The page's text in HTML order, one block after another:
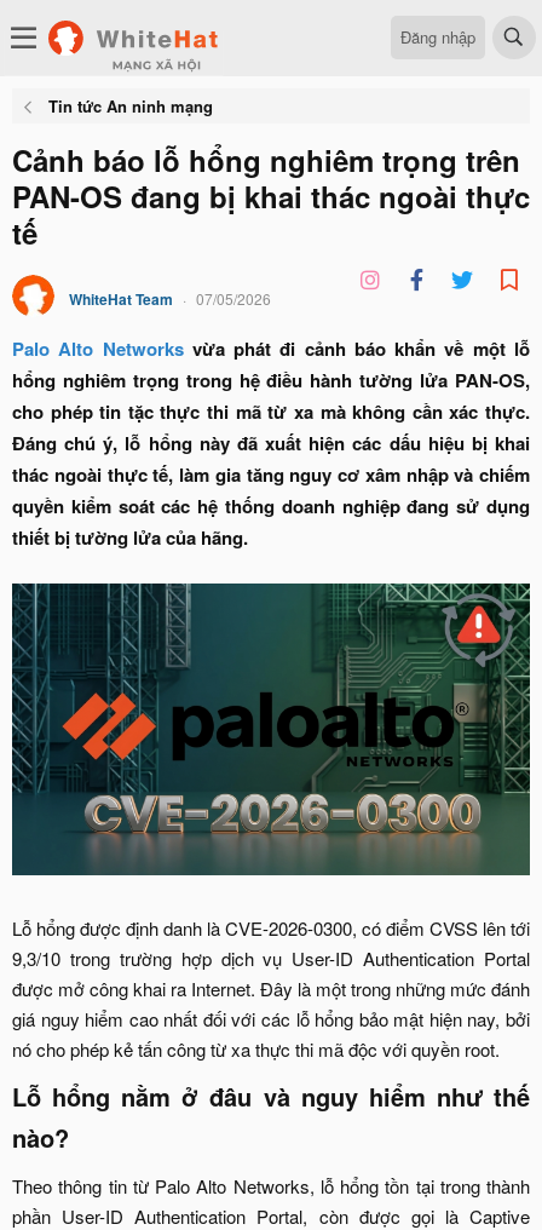
Đăng nhập
Tin tức An ninh mạng
Cảnh báo lỗ hổng nghiêm trọng trên
PAN-OS đang bị khai thác ngoài thực
tế
WhiteHat Team 07/05/2026
Palo Alto Networksvừa phát đi cảnh báo khẩn về một lỗ
hổng nghiêm trọng trong hệ điều hành tường lửa PAN-OS,
cho phép tin tặc thực thi mã từ xa mà không cần xác thực.
Đáng chú ý, lỗ hổng này đã xuất hiện các dấu hiệu bị khai
thác ngoài thực tế, làm gia tăng nguy cơ xâm nhập và chiếm
quyền kiểm soát các hệ thống doanh nghiệp đang sử dụng
thiết bị tường lửa của hãng.
Lỗ hổng được định danh là CVE-2026-0300, có điểm CVSS lên tới
9,3/10 trong trường hợp dịch vụ User-ID Authentication Portal
được mở công khai ra Internet. Đây là một trong những mức đánh
giá nguy hiểm cao nhất đối với các lỗ hổng bảo mật hiện nay, bởi
nó cho phép kẻ tấn công từ xa thực thi mã độc với quyền root.​
Lỗ hổng nằm ở đâu và nguy hiểm như thế
nào?​
Theo thông tin từ Palo Alto Networks, lỗ hổng tồn tại trong thành
phần User-ID Authentication Portal, còn được gọi là Captive